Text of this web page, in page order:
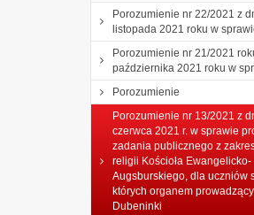
Porozumienie nr 22/2021 z
listopada 2021 roku w
Porozumienie nr 21/2021
października 2021 roku w
Porozumienie
Porozumienie nr 13/2021 z
czerwca 2021 r. w sprawie
zadania publicznego z
religii Kościoła Ewangelicko-
Augsburskiego, dla uczniów
których organem
Dubeninki